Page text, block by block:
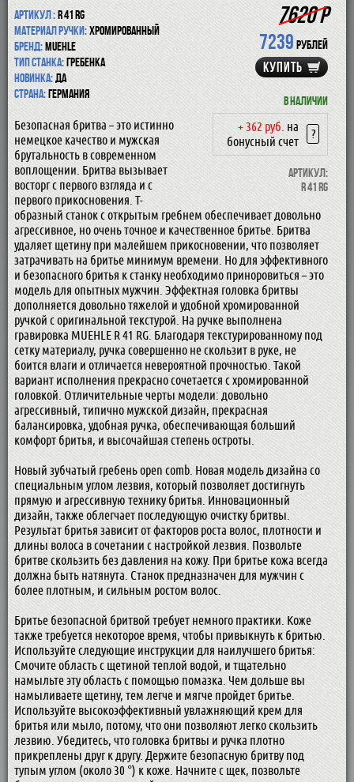
7620 Р
7239 рублей
КУПИТЬ
В наличии
+ 362 руб.на
бонусный счет
?
Артикул:
R 41 RG
Артикул :R 41 RG
Материал ручки:хромированный
Бренд:Muehle
Тип станка:гребенка
Новинка:да
Страна:Германия
Безопасная бритва – это истинно
немецкое качество и мужская
брутальность в современном
воплощении. Бритва вызывает
восторг с первого взгляда и с
первого прикосновения. Т-
образный станок с открытым гребнем обеспечивает довольно
агрессивное, но очень точное и качественное бритье. Бритва
удаляет щетину при малейшем прикосновении, что позволяет
затрачивать на бритье минимум времени. Но для эффективного
и безопасного бритья к станку необходимо приноровиться – это
модель для опытных мужчин. Эффектная головка бритвы
дополняется довольно тяжелой и удобной хромированной
ручкой с оригинальной текстурой. На ручке выполнена
гравировка MUEHLE R 41 RG. Благодаря текстурированному под
сетку материалу, ручка совершенно не скользит в руке, не
боится влаги и отличается невероятной прочностью. Такой
вариант исполнения прекрасно сочетается с хромированной
головкой. Отличительные черты модели: довольно
агрессивный, типично мужской дизайн, прекрасная
балансировка, удобная ручка, обеспечивающая больший
комфорт бритья, и высочайшая степень остроты.
Новый зубчатый гребень open comb. Новая модель дизайна со
специальным углом лезвия, который позволяет достигнуть
прямую и агрессивную технику бритья. Инновационный
дизайн, также облегчает последующую очистку бритвы.
Результат бритья зависит от факторов роста волос, плотности и
длины волоса в сочетании с настройкой лезвия. Позвольте
бритве скользить без давления на кожу. При бритье кожа всегда
должна быть натянута. Станок предназначен для мужчин с
более плотным, и сильным ростом волос.
Бритье безопасной бритвой требует немного практики. Коже
также требуется некоторое время, чтобы привыкнуть к бритью.
Используйте следующие инструкции для наилучшего бритья:
Смочите область с щетиной теплой водой, и тщательно
намыльте эту область с помощью помазка. Чем дольше вы
намыливаете щетину, тем легче и мягче пройдет бритье.
Используйте высокоэффективный увлажняющий крем для
бритья или мыло, потому, что они позволяют легко скользить
лезвию. Убедитесь, что головка бритвы и ручка плотно
прикреплены друг к другу. Держите безопасную бритву под
тупым углом (около 30 °) к коже. Начните с щек, позвольте